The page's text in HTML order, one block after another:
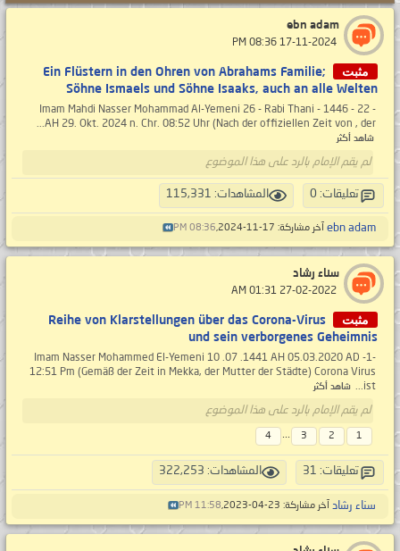
ebn adam
مثبت
Ein Flüstern in den Ohren von Abrahams Familie;
Söhne Ismaels und Söhne Isaaks, auch an alle Welten
- 22 - Imam Mahdi Nasser Mohammad Al-Yemeni 26 - Rabi Thani - 1446
AH 29. Okt. 2024 n. Chr. 08:52 Uhr (Nach der offiziellen Zeit von , der...
شاهد أكثر
لم يقم الإمام بالرد على هذا الموضوع
تعليقات: 0 المشاهدات: 115,331
ebn adam آخر مشاركة: 17-11-2024, 08:36 PM
سناء رشاد
مثبت
Reihe von Klarstellungen über das Corona-Virus
und sein verborgenes Geheimnis
-1- Imam Nasser Mohammed El-Yemeni 10 .07 .1441 AH 05.03.2020 AD
12:51 Pm (Gemäß der Zeit in Mekka, der Mutter der Städte) Corona Virus
ist...
شاهد أكثر
لم يقم الإمام بالرد على هذا الموضوع
1
2
3
...
4
تعليقات: 31 المشاهدات: 322,253
سناء رشاد آخر مشاركة: 23-04-2023, 11:58 PM